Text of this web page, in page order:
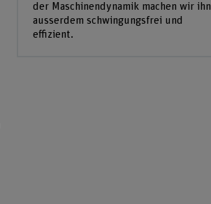
der Maschinendynamik machen wir ihn
ausserdem schwingungsfrei und
effizient.